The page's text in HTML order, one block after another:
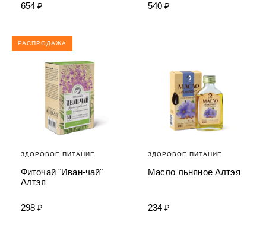
654 ₽ 540 ₽
РАСПРОДАЖА
ЗДОРОВОЕ ПИТАНИЕ
Фиточай "Иван-чай"
Алтэя
298 ₽
ЗДОРОВОЕ ПИТАНИЕ
Масло льняное Алтэя
234 ₽